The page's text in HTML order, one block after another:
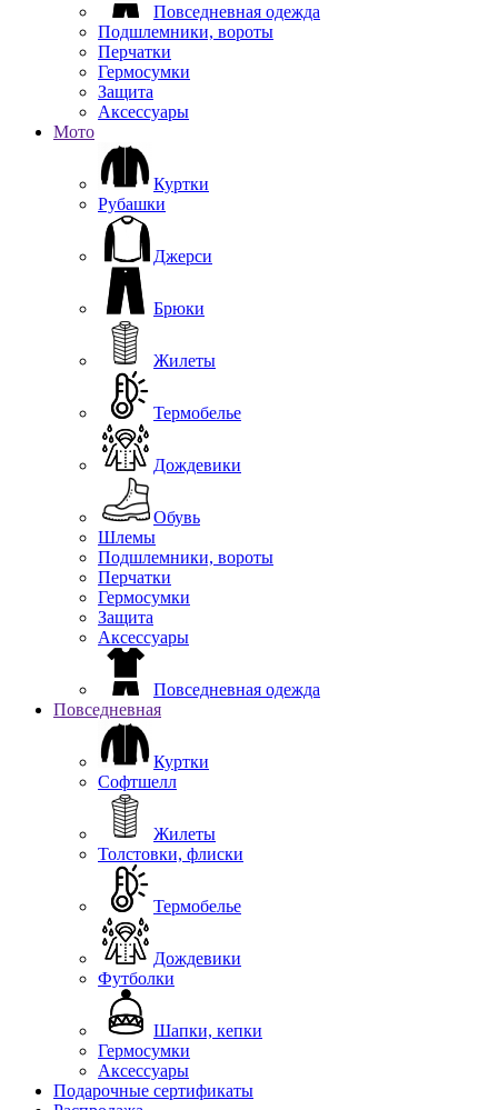
Повседневная одежда
Подшлемники, вороты
Перчатки
Гермосумки
Защита
Аксессуары
Мото
Куртки
Рубашки
Джерси
Брюки
Жилеты
Термобелье
Дождевики
Обувь
Шлемы
Подшлемники, вороты
Перчатки
Гермосумки
Защита
Аксессуары
Повседневная одежда
Повседневная
Куртки
Софтшелл
Жилеты
Толстовки, флиски
Термобелье
Дождевики
Футболки
Шапки, кепки
Гермосумки
Аксессуары
Подарочные сертификаты